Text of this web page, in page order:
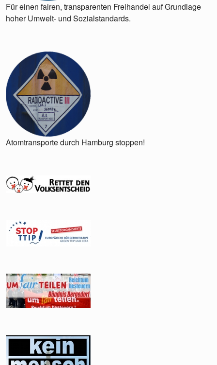
Für einen fairen, transparenten Freihandel auf Grundlage
hoher Umwelt- und Sozialstandards.
Atomtransporte durch Hamburg stoppen!